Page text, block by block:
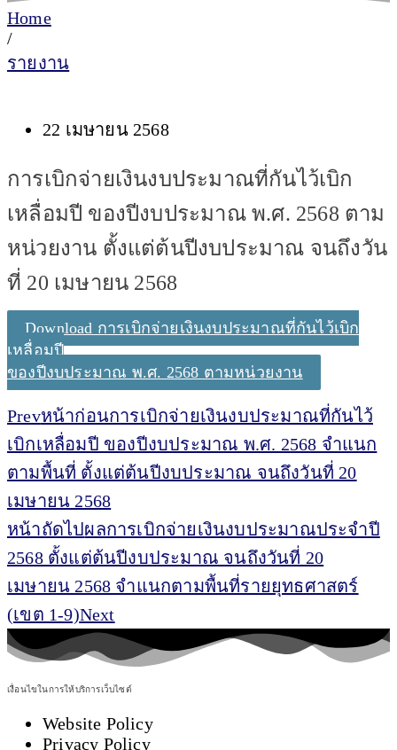
Home
/
รายงาน
22 เมษายน 2568
การเบิกจ่ายเงินงบประมาณที่กันไว้เบิก
เหลื่อมปี ของปีงบประมาณ พ.ศ. 2568 ตาม
หน่วยงาน ตั้งแต่ต้นปีงบประมาณ จนถึงวัน
ที่ 20 เมษายน 2568
Download การเบิกจ่ายเงินงบประมาณที่กันไว้เบิก
เหลื่อมปี
ของปีงบประมาณ พ.ศ. 2568 ตามหน่วยงาน
Prevหน้าก่อนการเบิกจ่ายเงินงบประมาณที่กันไว้
เบิกเหลื่อมปี ของปีงบประมาณ พ.ศ. 2568 จำแนก
ตามพื้นที่ ตั้งแต่ต้นปีงบประมาณ จนถึงวันที่ 20
เมษายน 2568
หน้าถัดไปผลการเบิกจ่ายเงินงบประมาณประจำปี
2568 ตั้งแต่ต้นปีงบประมาณ จนถึงวันที่ 20
เมษายน 2568 จำแนกตามพื้นที่รายยุทธศาสตร์
(เขต 1-9)Next
เงื่อนไขในการให้บริการเว็บไซต์
Website Policy
Privacy Policy